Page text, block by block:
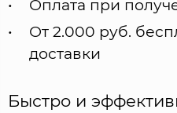
Оплата при
От 2.000 руб.
доставки
Быстро и